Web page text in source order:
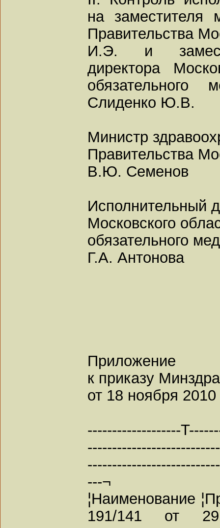
на заместителя
Правительства
И.Э. и
директора
обязательного
Слиденко Ю.В.
Министр
Правительства
В.Ю. Семенов
Исполнительный
Московского
обязательного
Г.А. Антонова
Приложение
к приказу
от 18 ноября 2010
-------------------
---¬
¦Наименование
191/141 от